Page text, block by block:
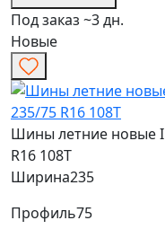
Под заказ ~3 дн.
Новые
Шины летние новые
R16 108T
Ширина235
Профиль75